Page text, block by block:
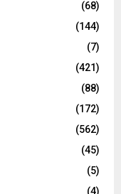
(68)
(144)
(7)
(421)
(88)
(172)
(562)
(45)
(5)
(4)